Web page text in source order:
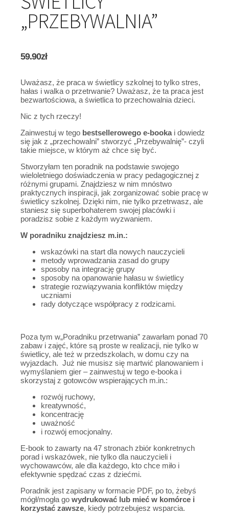
„PRZEBYWALNIA”
59.90zł
Uważasz, że praca w świetlicy szkolnej to tylko stres,
hałas i walka o przetrwanie? Uważasz, że ta praca jest
bezwartościowa, a świetlica to przechowalnia dzieci.
Nic z tych rzeczy!
Zainwestuj w tego bestsellerowego e-bookai dowiedz
się jak z „przechowalni” stworzyć „Przebywalnię”- czyli
takie miejsce, w którym aż chce się być.
Stworzyłam ten poradnik na podstawie swojego
wieloletniego doświadczenia w pracy pedagogicznej z
różnymi grupami. Znajdziesz w nim mnóstwo
praktycznych inspiracji, jak zorganizować sobie pracę w
świetlicy szkolnej. Dzięki nim, nie tylko przetrwasz, ale
staniesz się superbohaterem swojej placówki i
poradzisz sobie z każdym wyzwaniem.
W poradniku znajdziesz m.in.:
wskazówki na start dla nowych nauczycieli
metody wprowadzania zasad do grupy
sposoby na integrację grupy
sposoby na opanowanie hałasu w świetlicy
strategie rozwiązywania konfliktów między
uczniami
rady dotyczące współpracy z rodzicami.
Poza tym w„Poradniku przetrwania” zawarłam ponad 70
zabaw i zajęć, które są proste w realizacji, nie tylko w
świetlicy, ale też w przedszkolach, w domu czy na
wyjazdach. Już nie musisz się martwić planowaniem i
wymyślaniem gier – zainwestuj w tego e-booka i
skorzystaj z gotowców wspierających m.in.:
rozwój ruchowy,
kreatywność,
koncentrację
uważność
i rozwój emocjonalny.
E-book to zawarty na 47 stronach zbiór konkretnych
porad i wskazówek, nie tylko dla nauczycieli i
wychowawców, ale dla każdego, kto chce miło i
efektywnie spędzać czas z dziećmi.
Poradnik jest zapisany w formacie PDF, po to, żebyś
mógł/mogła go wydrukować lub mieć w komórce i
korzystać zawsze, kiedy potrzebujesz wsparcia.